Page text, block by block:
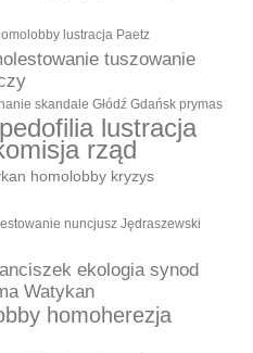
lustracja Paetz
tuszowanie
skandale Głódź Gdańsk prymas
lustracja
rząd
homolobby kryzys
nuncjusz Jędraszewski
ekologia synod
Watykan
homoherezja